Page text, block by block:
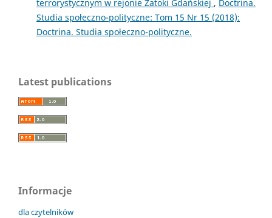
terrorystycznym w rejonie Zatoki Gdańskiej , Doctrina.
Studia społeczno-polityczne: Tom 15 Nr 15 (2018):
Doctrina. Studia społeczno-polityczne.
Latest publications
Informacje
dla czytelników